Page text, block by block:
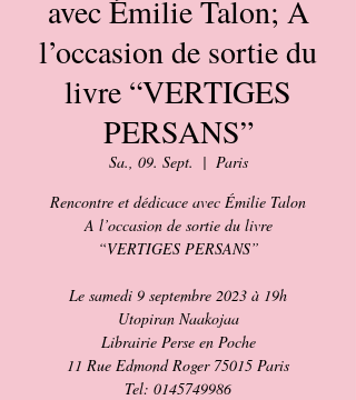
avec Émilie Talon; A
l’occasion de sortie du
livre “VERTIGES
PERSANS”
Sa., 09. Sept.
  |
Paris
Rencontre et dédicace avec Émilie Talon
A l’occasion de sortie du livre
“VERTIGES PERSANS”
Le samedi 9 septembre 2023 à 19h
Utopiran Naakojaa
Librairie Perse en Poche
11 Rue Edmond Roger 75015 Paris
Tel: 0145749986